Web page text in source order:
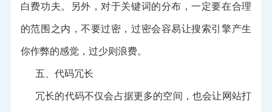
白费功夫。另外，对于关键词的分布，一定要在合理
的范围之内，不要过密，过密会容易让搜索引擎产生
你作弊的感觉，过少则浪费。
五、代码冗长
冗长的代码不仅会占据更多的空间，也会让网站打